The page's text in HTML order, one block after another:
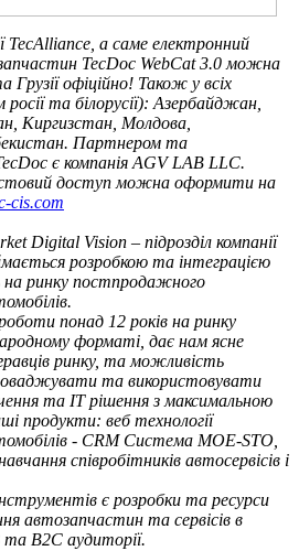
TecAlliance, а саме електронний
TecDoc WebCat 3.0 можна
Грузії офіційно! Також у всіх
росії та білорусії): Азербайджан,
Киргизстан, Молдова,
Партнером та
є компанія AGV LAB LLC.
доступ можна оформити на
cis.com
Digital Vision – підрозділ компанії
розробкою та інтеграцією
на ринку постпродажного
понад 12 років на ринку
форматі, дає нам ясне
ринку, та можливість
та використовувати
та IT рішення з максимальною
продукти: веб технології
- CRM Система MOE-STO,
співробітників автосервісів і
є розробки та ресурси
автозапчастин та сервісів в
та В2С аудиторії.